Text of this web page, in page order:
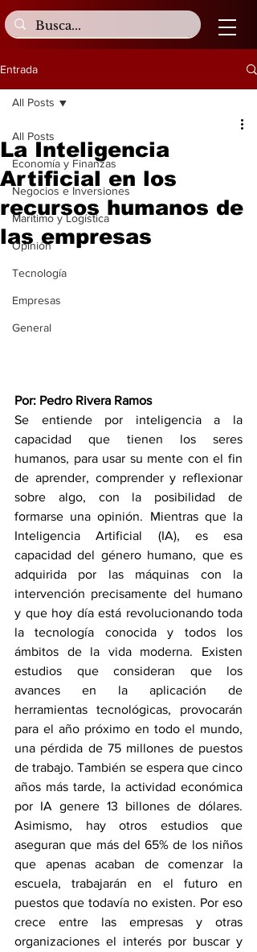
Entrada
All Posts
Economía y Finanzas
Negocios e Inversiones
Marítimo y Logística
Opinión
Tecnología
Empresas
General
All Posts
La Inteligencia
Artificial en los
recursos humanos de
las empresas
Por: Pedro Rivera Ramos
Se entiende por inteligencia a la
capacidad que tienen los seres
humanos, para usar su mente con el fin
de aprender, comprender y reflexionar
sobre algo, con la posibilidad de
formarse una opinión. Mientras que la
Inteligencia Artificial (IA), es esa
capacidad del género humano, que es
adquirida por las máquinas con la
intervención precisamente del humano
y que hoy día está revolucionando toda
la tecnología conocida y todos los
ámbitos de la vida moderna. Existen
estudios que consideran que los
avances en la aplicación de
herramientas tecnológicas, provocarán
para el año próximo en todo el mundo,
una pérdida de 75 millones de puestos
de trabajo. También se espera que cinco
años más tarde, la actividad económica
por IA genere 13 billones de dólares.
Asimismo, hay otros estudios que
aseguran que más del 65% de los niños
que apenas acaban de comenzar la
escuela, trabajarán en el futuro en
puestos que todavía no existen. Por eso
crece entre las empresas y otras
organizaciones el interés por buscar y